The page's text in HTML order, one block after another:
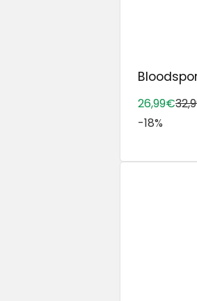
26,99€
-18%